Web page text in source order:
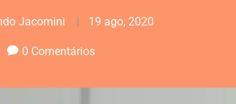
Jacomini | 19 ago, 2020
0 Comentários